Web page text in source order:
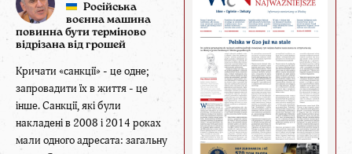
Російська
воєнна машина
повинна бути терміново
відрізана від грошей
Кричати «санкції» - це одне;
запровадити їх в життя - це
інше. Санкції, які були
накладені в 2008 і 2014 роках
мали одного адресата: загальну